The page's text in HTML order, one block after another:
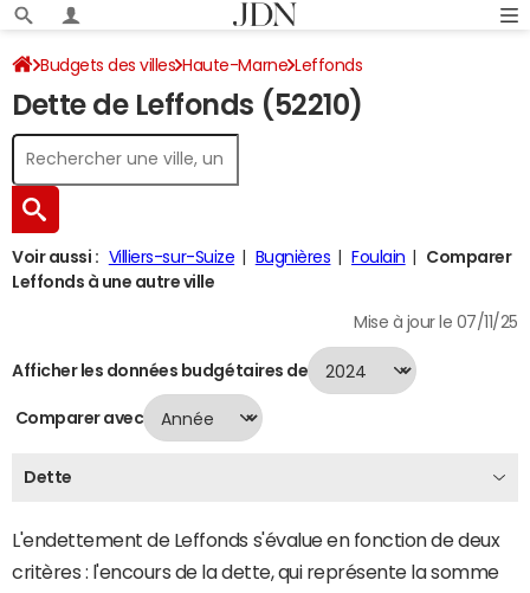
Budgets des villes Haute-Marne Leffonds
Dette au 31/12/2024
Dette de Leffonds (52210)
Voir aussi : Villiers-sur-Suize Bugnières Foulain
Comparer
Leffonds à une autre ville
Mise à jour le 07/11/25
Afficher les données budgétaires de
Comparer avec
Dette
L'endettement de Leffonds s'évalue en fonction de deux
critères : l'encours de la dette, qui représente la somme